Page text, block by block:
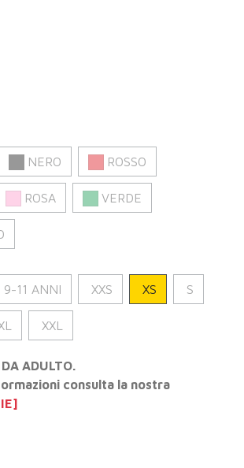
NERO ROSSO
ROSA VERDE
9-11 ANNI XXS XS S
XXL
ADULTO.
consulta la nostra